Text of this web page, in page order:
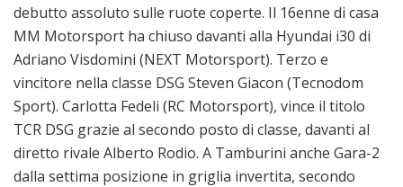
debutto assoluto sulle ruote coperte. Il 16enne di casa
MM Motorsport ha chiuso davanti alla Hyundai i30 di
Adriano Visdomini (NEXT Motorsport). Terzo e
vincitore nella classe DSG Steven Giacon (Tecnodom
Sport). Carlotta Fedeli (RC Motorsport), vince il titolo
TCR DSG grazie al secondo posto di classe, davanti al
diretto rivale Alberto Rodio. A Tamburini anche Gara-2
dalla settima posizione in griglia invertita, secondo